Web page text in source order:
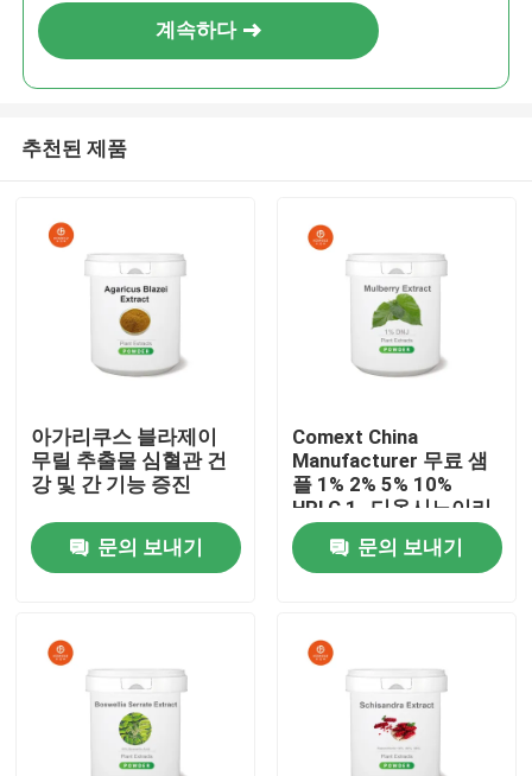
제품
계속하다
추천된 제품
아가리쿠스 블라제이
무릴 추출물 심혈관 건
강 및 간 기능 증진
문의 보내기
Comext China
Manufacturer 무료 샘
플 1% 2% 5% 10%
HPLC 1- 디옥시노이리
미신 Dnj 분말 폴리사카
라이드 모루스 알바 흰
색 무화과 잎 추출물 혈
문의 보내기